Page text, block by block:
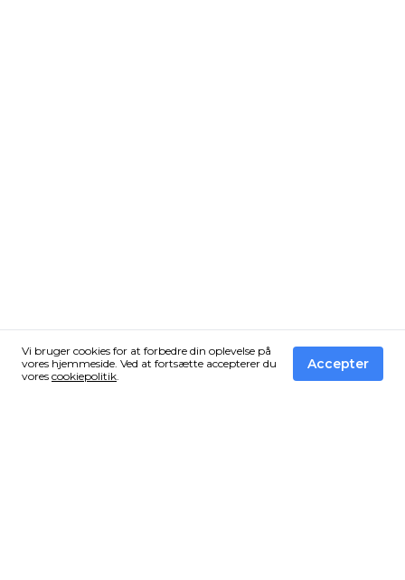
Vi bruger cookies for at forbedre din oplevelse på
vores hjemmeside. Ved at fortsætte accepterer du
vores cookiepolitik.
Accepter